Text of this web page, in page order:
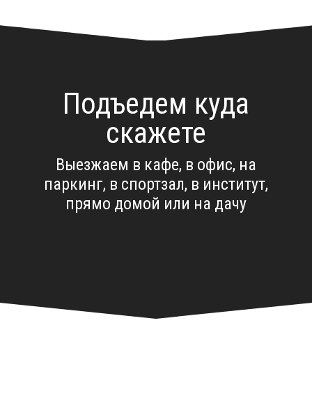
Подъедем куда
скажете
Выезжаем в кафе, в офис, на
паркинг, в спортзал, в институт,
прямо домой или на дачу